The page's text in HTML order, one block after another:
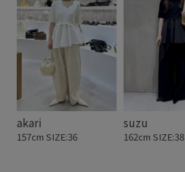
akari
157cm SIZE:36
suzu
162cm SIZE:38